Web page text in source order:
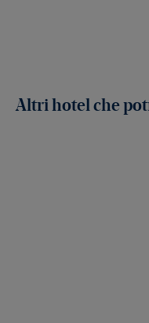
Altri hotel che